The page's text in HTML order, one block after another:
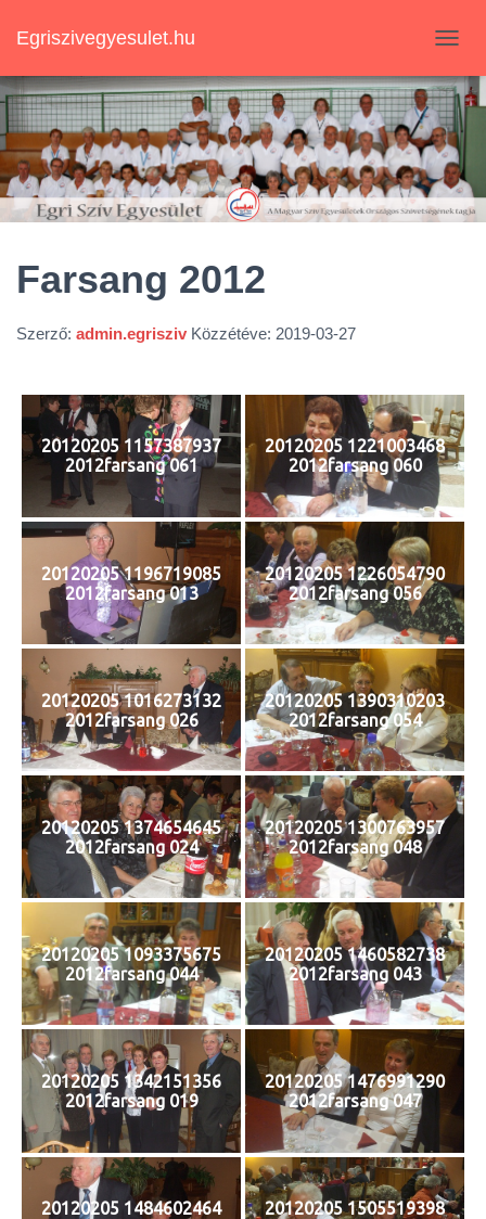
Egriszivegyesulet.hu
A
V
I
G
Á
C
I
Ó
C
S
O
L
Á
Farsang 2012
Szerző: admin.egrisziv Közzétéve: 2019-03-27
20120205 1157387937
2012farsang 061
20120205 1221003468
2012farsang 060
20120205 1196719085
2012farsang 013
20120205 1226054790
2012farsang 056
20120205 1016273132
2012farsang 026
20120205 1390310203
2012farsang 054
20120205 1374654645
2012farsang 024
20120205 1300763957
2012farsang 048
20120205 1093375675
2012farsang 044
20120205 1460582738
2012farsang 043
20120205 1342151356
2012farsang 019
20120205 1476991290
2012farsang 047
20120205 1484602464
20120205 1505519398